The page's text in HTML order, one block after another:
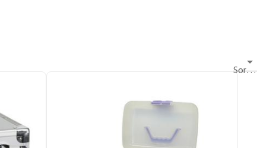
Sortieren nach